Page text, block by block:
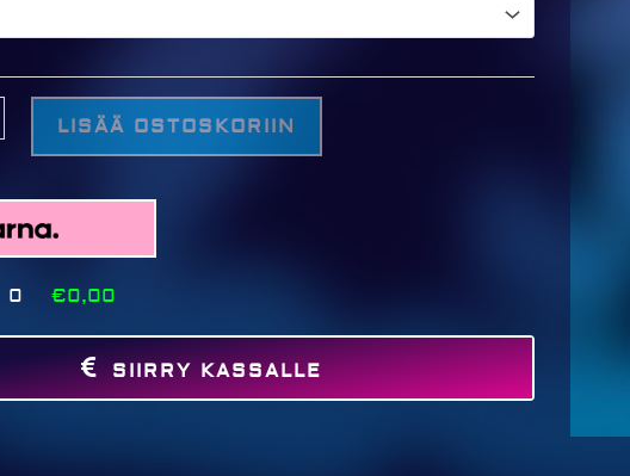
LISÄÄ OSTOSKORIIN
0 €0,00
SIIRRY KASSALLE